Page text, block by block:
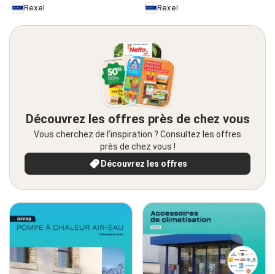
Rexel
Rexel
Découvrez les offres près de chez vous
Vous cherchez de l’inspiration ? Consultez les offres
près de chez vous !
Découvrez les offres